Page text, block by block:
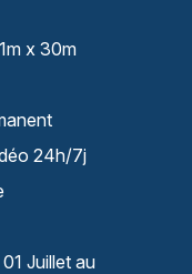
x 30m
24h/7j
Juillet au